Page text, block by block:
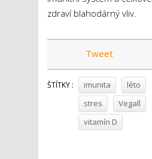
zdraví blahodárný vliv.
Tweet
ŠTÍTKY : imunita
léto
stres
Vegall
vitamín D